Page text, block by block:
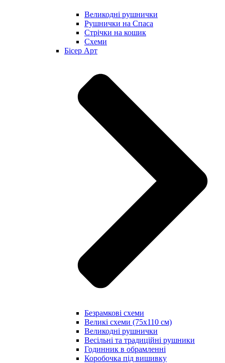
Великодні рушнички
Рушнички на Спаса
Стрічки на кошик
Схеми
Бісер Арт
Безрамкові схеми
Великі схеми (75х110 см)
Великодні рушнички
Весільні та традиційні рушники
Годинник в обрамленні
Коробочка під вишивку